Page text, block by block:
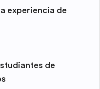
experiencia de
de